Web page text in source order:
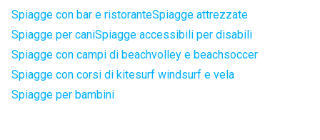
Spiagge con bar e ristoranteSpiagge attrezzate
Spiagge per caniSpiagge accessibili per disabili
Spiagge con campi di beachvolley e beachsoccer
Spiagge con corsi di kitesurf windsurf e vela
Spiagge per bambini